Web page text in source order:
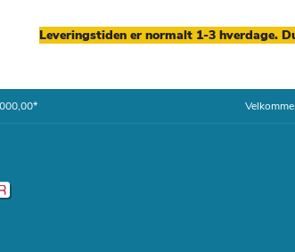
Leveringstiden er normalt 1-3 hverdage.
Skip